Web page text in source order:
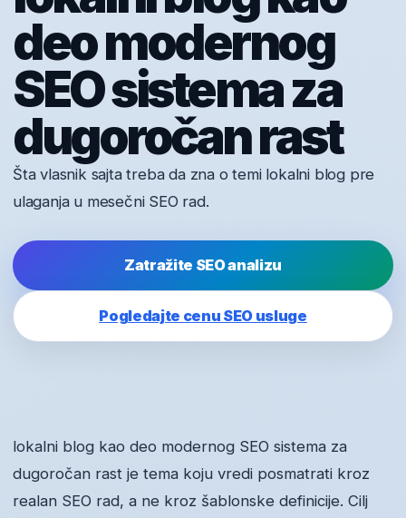
deo modernog
SEO sistema za
dugoročan rast
Šta vlasnik sajta treba da zna o temi lokalni blog pre
ulaganja u mesečni SEO rad.
Zatražite SEO analizu
Pogledajte cenu SEO usluge
lokalni blog kao deo modernog SEO sistema za
dugoročan rast je tema koju vredi posmatrati kroz
realan SEO rad, a ne kroz šablonske definicije. Cilj